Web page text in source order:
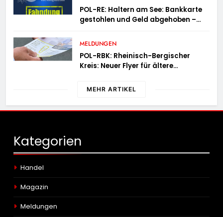
POL-RE: Haltern am See: Bankkarte
gestohlen und Geld abgehoben –
MELDUNGEN
POL-RBK: Rheinisch-Bergischer
Kreis: Neuer Flyer für ältere
MEHR ARTIKEL
Kategorien
Handel
Magazin
Meldungen